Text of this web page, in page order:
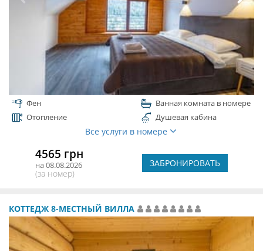
Фен
Ванная комната в номере
Отопление
Душевая кабина
Все услуги в номере
4565 грн
на 08.08.2026
(за номер)
ЗАБРОНИРОВАТЬ
КОТТЕДЖ 8-МЕСТНЫЙ ВИЛЛА